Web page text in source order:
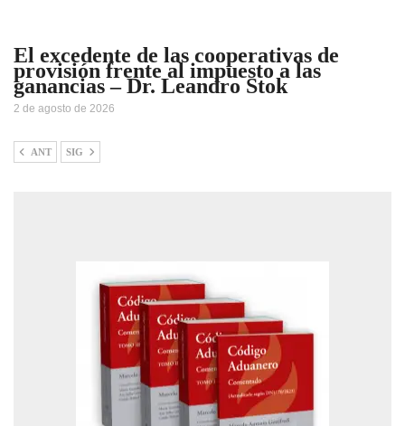
El excedente de las cooperativas de
provisión frente al impuesto a las
ganancias – Dr. Leandro Stok
2 de agosto de 2026
ANT SIG